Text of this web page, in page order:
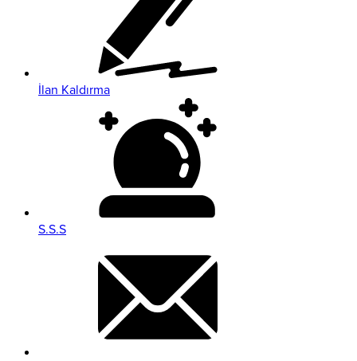
İlan Kaldırma
S.S.S